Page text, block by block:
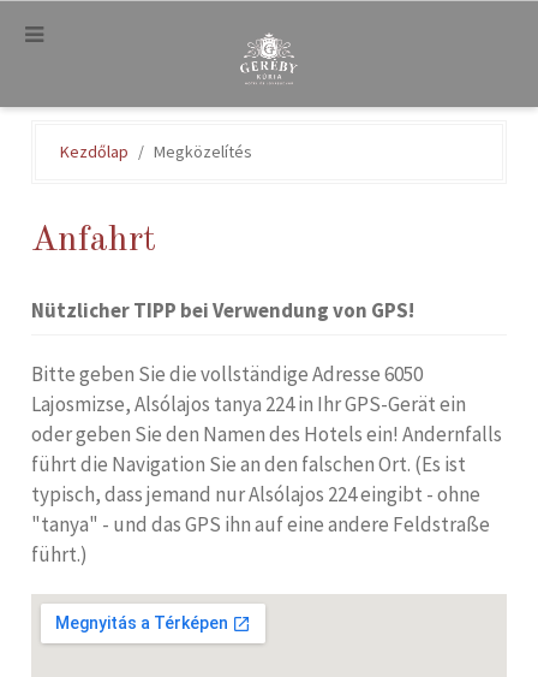
.
Kezdőlap Megközelítés
Anfahrt
Nützlicher TIPP bei Verwendung von GPS!
Bitte geben Sie die vollständige Adresse 6050
Lajosmizse, Alsólajos tanya 224 in Ihr GPS-Gerät ein
oder geben Sie den Namen des Hotels ein! Andernfalls
führt die Navigation Sie an den falschen Ort. (Es ist
typisch, dass jemand nur Alsólajos 224 eingibt - ohne
"tanya" - und das GPS ihn auf eine andere Feldstraße
führt.)